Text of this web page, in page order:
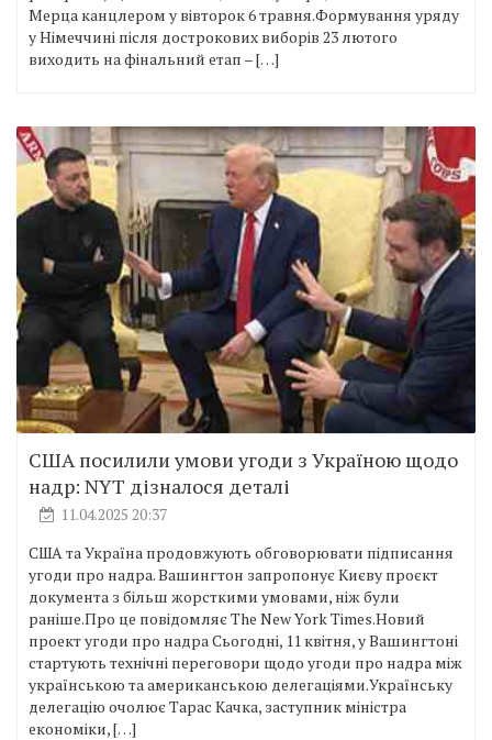
Мерца канцлером у вівторок 6 травня.Формування уряду
у Німеччині після дострокових виборів 23 лютого
виходить на фінальний етап – […]
США посилили умови угоди з Україною щодо
надр: NYT дізналося деталі
11.04.2025 20:37
США та Україна продовжують обговорювати підписання
угоди про надра. Вашингтон запропонує Києву проєкт
документа з більш жорсткими умовами, ніж були
раніше.Про це повідомляє The New York Times.Новий
проект угоди про надра Сьогодні, 11 квітня, у Вашингтоні
стартують технічні переговори щодо угоди про надра між
українською та американською делегаціями.Українську
делегацію очолює Тарас Качка, заступник міністра
економіки, […]